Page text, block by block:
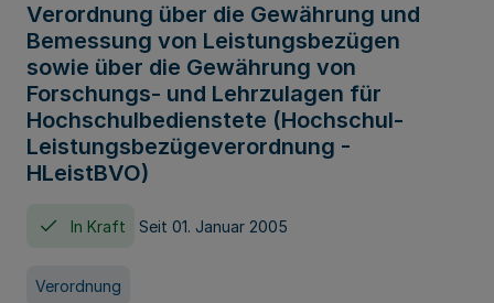
Verordnung über die Gewährung und
Bemessung von Leistungsbezügen
sowie über die Gewährung von
Forschungs- und Lehrzulagen für
Hochschulbedienstete (Hochschul-
Leistungsbezügeverordnung -
HLeistBVO)
In Kraft Seit 01. Januar 2005
Verordnung